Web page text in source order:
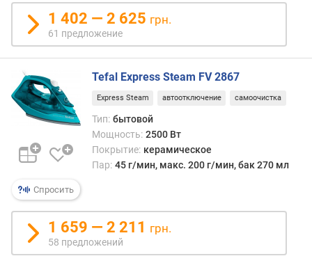
ж
е
н
и
в
е
у
т
г
а
(
к
г
1 402 — 2 625 грн.
61 предложение
Спросить
Tefal Express Steam FV 2867
Express Steam автоотключение самоочистка
Тип: бытовой
Мощность: 2500 Вт
Покрытие: керамическое
Пар: 45 г/мин, макс. 200 г/мин, бак 270 мл
1 659 — 2 211 грн.
58 предложений